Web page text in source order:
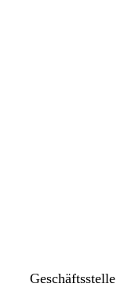
Geschäftsstelle